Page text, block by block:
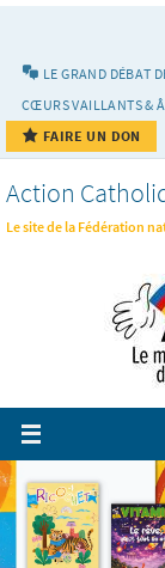
LE GRAND DÉBAT
CŒURS VAILLANTS &
FAIRE UN DON
Action
Le site de la Fédération